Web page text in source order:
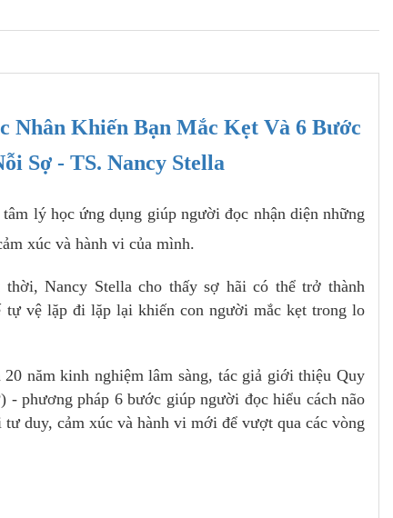
Nhân Khiến Bạn Mắc Kẹt Và 6 Bước
Sợ - TS. Nancy Stella
tâm lý học ứng dụng giúp người đọc nhận diện những
xúc và hành vi của mình.
Nancy Stella cho thấy sợ hãi có thể trở thành
tự vệ lặp đi lặp lại khiến con người mắc kẹt trong lo
năm kinh nghiệm lâm sàng, tác giả giới thiệu Quy
- phương pháp 6 bước giúp người đọc hiểu cách não
duy, cảm xúc và hành vi mới để vượt qua các vòng